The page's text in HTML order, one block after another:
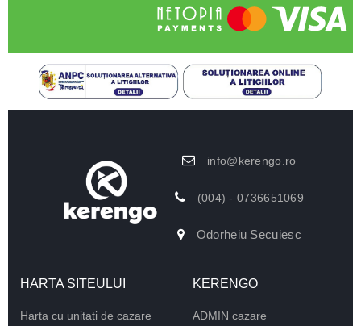
info@kerengo.ro
(004) - 0736651069
Odorheiu Secuiesc
HARTA SITEULUI
Harta cu unitati de cazare
KERENGO
ADMIN cazare